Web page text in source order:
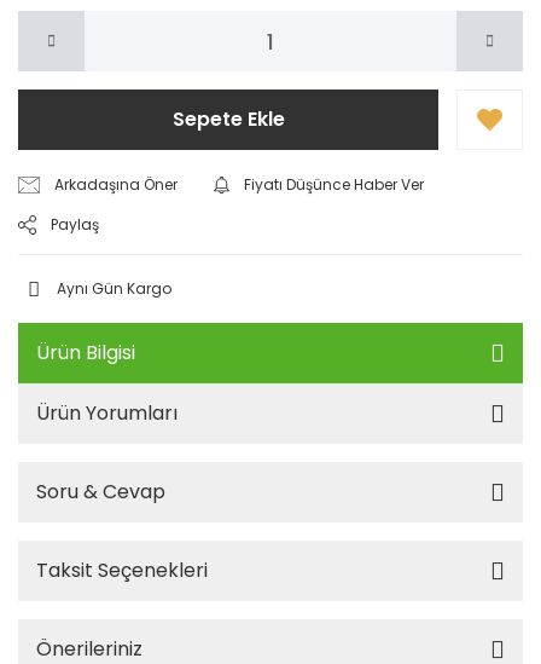
Sepete Ekle
Arkadaşına Öner
Fiyatı Düşünce Haber Ver
Paylaş
Aynı Gün Kargo
Ürün Bilgisi
Ürün Yorumları
Soru & Cevap
Taksit Seçenekleri
Önerileriniz